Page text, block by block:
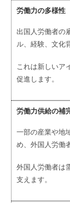
労働力の多様性
出国人労働者の
ル、経験、文化
これは新しいア
促進します。
労働力供給の補
一部の産業や地
め、外国人労働
外国人労働者は
支えます。